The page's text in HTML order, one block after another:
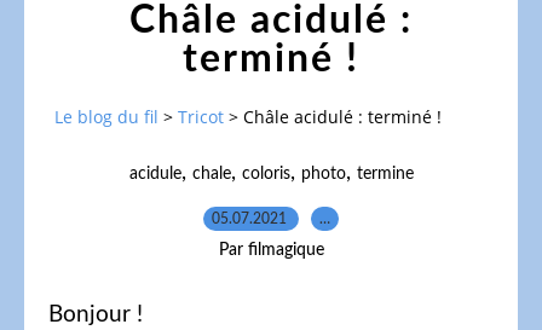
Châle acidulé :
terminé !
Le blog du fil > Tricot > Châle acidulé : terminé !
acidule, chale, coloris, photo, termine
05.07.2021 …
Par filmagique
Bonjour !